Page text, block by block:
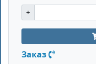
+
Заказ